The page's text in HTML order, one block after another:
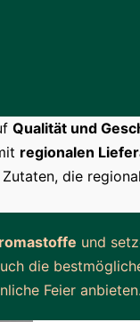
Qualität und
regionalen
die
und
die
Feier anbieten.